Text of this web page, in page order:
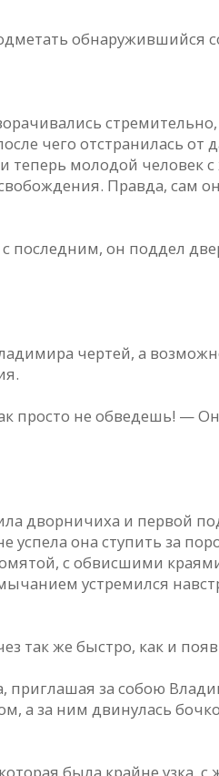
обнаружившийся
чего отстранилась от
теперь молодой человек
Правда, сам
последним, он поддел
чертей, а
просто не обведешь! — Он
дворничиха и первой
она ступить за
с обвисшими
устремился
так же быстро, как и
приглашая за собою
а за ним двинулась
была крайне узка,